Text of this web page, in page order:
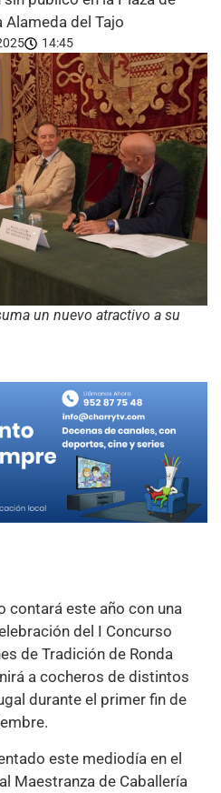
del Tajo
14:45
un nuevo atractivo a su
contará este año con una
del I Concurso
de Tradición de Ronda
a cocheros de distintos
durante el primer fin de
este mediodía en el
Maestranza de Caballería